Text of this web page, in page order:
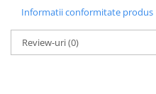
Rochite maneca lunga
Rochite maneca scurta
Informatii conformitate produs
Review-uri(0)